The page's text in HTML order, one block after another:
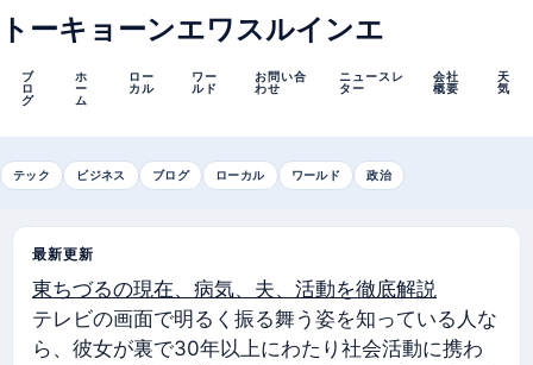
トーキョーンエワスルインエ
ブ
ロ
グ
ホ
ー
ム
ロー
カル
ワー
ルド
お問い合
わせ
ニュースレ
ター
会社
概要
天
気
テック ビジネス ブログ ローカル ワールド 政治
最新更新
東ちづるの現在、病気、夫、活動を徹底解説
テレビの画面で明るく振る舞う姿を知っている人な
ら、彼女が裏で30年以上にわたり社会活動に携わ